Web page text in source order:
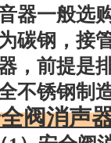
器一般选
碳钢，接
，前提是
不锈钢制
阀消声